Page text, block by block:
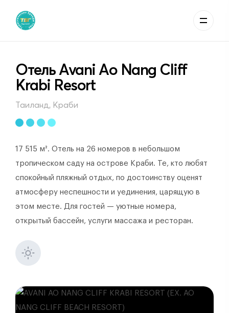
Отель Avani Ao Nang Cliff
Krabi Resort
Таиланд, Краби
17 515 м². Отель на 26 номеров в небольшом
тропическом саду на острове Краби. Те, кто любят
спокойный пляжный отдых, по достоинству оценят
атмосферу неспешности и уединения, царящую в
этом месте. Для гостей — уютные номера,
открытый бассейн, услуги массажа и ресторан.